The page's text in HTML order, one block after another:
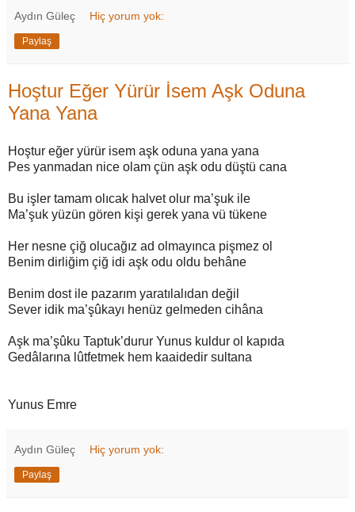
Aydın Güleç Hiç yorum yok:
Paylaş
Hoştur Eğer Yürür İsem Aşk Oduna
Yana Yana
Hoştur eğer yürür isem aşk oduna yana yana
Pes yanmadan nice olam çün aşk odu düştü cana
Bu işler tamam olıcak halvet olur ma’şuk ile
Ma’şuk yüzün gören kişi gerek yana vü tükene
Her nesne çiğ olucağız ad olmayınca pişmez ol
Benim dirliğim çiğ idi aşk odu oldu behâne
Benim dost ile pazarım yaratılalıdan değil
Sever idik ma’şûkayı henüz gelmeden cihâna
Aşk ma’şûku Taptuk’durur Yunus kuldur ol kapıda
Gedâlarına lûtfetmek hem kaaidedir sultana
Yunus Emre
Aydın Güleç Hiç yorum yok:
Paylaş